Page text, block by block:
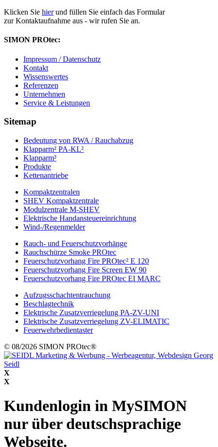
Klicken Sie hierund füllen Sie einfach das Formular
zur Kontaktaufnahme aus - wir rufen Sie an.
SIMON PROtec:
Impressum / Datenschutz
Kontakt
Wissenswertes
Referenzen
Unternehmen
Service & Leistungen
Sitemap
Bedeutung von RWA / Rauchabzug
Klapparm² PA-KL²
Klapparm²
Produkte
Kettenantriebe
Kompaktzentralen
SHEV Kompaktzentrale
Modulzentrale M-SHEV
Elektrische Handansteuereinrichtung
Wind-/Regenmelder
Rauch- und Feuerschutzvorhänge
Rauchschürze Smoke PROtec
Feuerschutzvorhang Fire PROtec² E 120
Feuerschutzvorhang Fire Screen EW 90
Feuerschutzvorhang Fire PROtec EI MARC
Aufzugsschachtentrauchung
Beschlagtechnik
Elektrische Zusatzverriegelung PA-ZV-UNI
Elektrische Zusatzverriegelung ZV-ELIMATIC
Feuerwehrbedientaster
© 08/2026 SIMON PROtec®
X
X
Kundenlogin in MySIMON
nur über deutschsprachige
Webseite.